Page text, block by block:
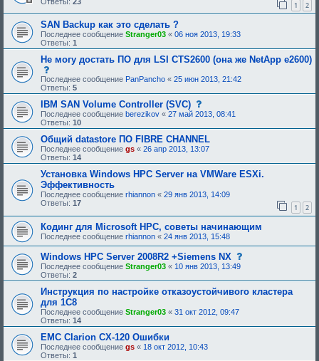
о
б
р
е
н
и
я
е
т
е
б
ю
щ
е
д
я
1 2
SAN Backup как это сделать ?
Последнее сообщение Stranger03 « 06 ноя 2013, 19:33
Ответы: 1
Не могу достать ПО для LSI CTS2600 (она же NetApp e2600)
о
о
б
щ
е
н
и
е
,
т
р
е
б
у
ю
щ
е
о
д
о
б
р
е
н
и
я
:
Последнее сообщение PanPancho « 25 июн 2013, 21:42
Ответы: 5
IBM SAN Volume Controller (SVC)
о
б
щ
е
н
и
е
,
р
б
ю
щ
е
е
о
о
б
е
н
и
:
Последнее сообщение berezikov « 27 май 2013, 08:41
Ответы: 10
Общий datastore ПО FIBRE CHANNEL
Последнее сообщение gs « 26 апр 2013, 13:07
Ответы: 14
Установка Windows HPC Server на VMWare ESXi.
Эффективность
Последнее сообщение rhiannon « 29 янв 2013, 14:09
Ответы: 17 1 2
Кодинг для Microsoft HPC, советы начинающим
Последнее сообщение rhiannon « 24 янв 2013, 15:48
Windows HPC Server 2008R2 +Siemens NX
б
щ
е
Последнее сообщение Stranger03 « 10 янв 2013, 13:49
Ответы: 2
Инструкция по настройке отказоустойчивого кластера
для 1С8
Последнее сообщение Stranger03 « 31 окт 2012, 09:47
Ответы: 14
EMC Clarion CX-120 Ошибки
Последнее сообщение gs « 18 окт 2012, 10:43
Ответы: 1